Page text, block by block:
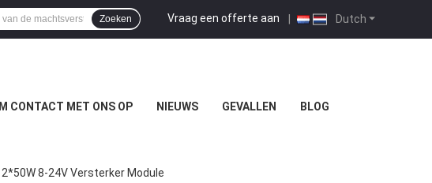
Dutch
Vraag een offerte aan |
Zoeken
CONTACT MET ONS OP NIEUWS GEVALLEN BLOG
8-24V Versterker Module